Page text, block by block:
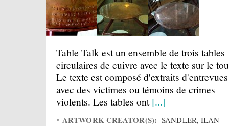
Table Talk est un ensemble de trois tables
circulaires de cuivre avec le texte sur le
Le texte est composé d'extraits d'entrevues
avec des victimes ou témoins de crimes
violents. Les tables ont[...]
ARTWORK CREATOR(S): SANDLER, ILAN